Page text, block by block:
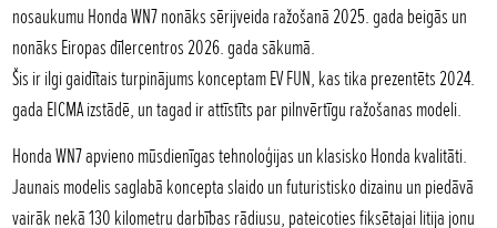
nosaukumu Honda WN7 nonāks sērijveida ražošanā 2025. gada beigās un
nonāks Eiropas dīlercentros 2026. gada sākumā.
Šis ir ilgi gaidītais turpinājums konceptam EV FUN, kas tika prezentēts 2024.
gada EICMA izstādē, un tagad ir attīstīts par pilnvērtīgu ražošanas modeli.
Honda WN7 apvieno mūsdienīgas tehnoloģijas un klasisko Honda kvalitāti.
Jaunais modelis saglabā koncepta slaido un futuristisko dizainu un piedāvā
vairāk nekā 130 kilometru darbības rādiusu, pateicoties fiksētajai litija jonu